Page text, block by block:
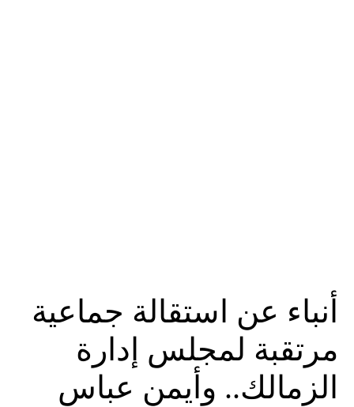
أنباء عن استقالة جماعية
مرتقبة لمجلس إدارة
الزمالك.. وأيمن عباس